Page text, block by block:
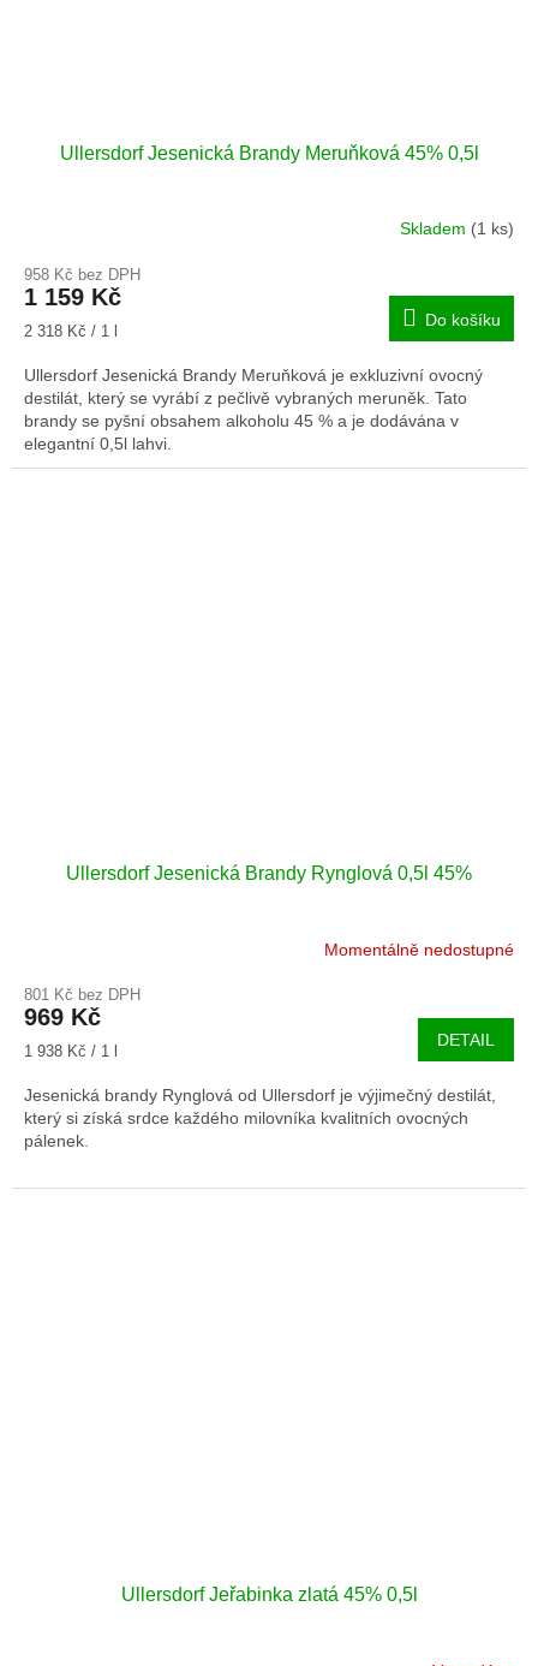
Ullersdorf Jesenická Brandy Meruňková 45% 0,5l
Skladem (1 ks)
958 Kč bez DPH
1 159 Kč
Měrná
2 318 Kč / 1 l
Do košíku
Ullersdorf Jesenická Brandy Meruňková je exkluzivní ovocný
destilát, který se vyrábí z pečlivě vybraných meruněk. Tato
brandy se pyšní obsahem alkoholu 45 % a je dodávána v
elegantní 0,5l lahvi.
Ullersdorf Jesenická Brandy Rynglová 0,5l 45%
Momentálně nedostupné
801 Kč bez DPH
969 Kč
Měrná
1 938 Kč / 1 l
DETAIL
Jesenická brandy Rynglová od Ullersdorf je výjimečný destilát,
který si získá srdce každého milovníka kvalitních ovocných
pálenek.
Ullersdorf Jeřabinka zlatá 45% 0,5l